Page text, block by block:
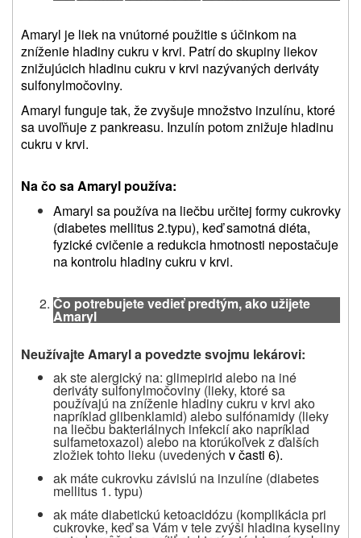
Amaryl je liek na vnútorné použitie s účinkom na
zníženie hladiny cukru v krvi. Patrí do skupiny liekov
znižujúcich hladinu cukru v krvi nazývaných deriváty
sulfonylmočoviny.
Amaryl funguje tak, že zvyšuje množstvo inzulínu, ktoré
sa uvoľňuje z pankreasu. Inzulín potom znižuje hladinu
cukru v krvi.
Na čo sa Amaryl používa:
Amaryl sa používa na liečbu určitej formy cukrovky
(diabetes mellitus 2.typu), keď samotná diéta,
fyzické cvičenie a redukcia hmotnosti nepostačuje
na kontrolu hladiny cukru v krvi.
Čo potrebujete vedieť predtým, ako užijete
Amaryl
Neužívajte Amaryl a povedzte svojmu lekárovi:
ak ste alergický na: glimepirid alebo na iné
deriváty sulfonylmočoviny (lieky, ktoré sa
používajú na zníženie hladiny cukru v krvi ako
napríklad glibenklamid) alebo sulfónamidy (lieky
na liečbu bakteriálnych infekcií ako napríklad
sulfametoxazol) alebo na ktorúkoľvek z ďalších
zložiek tohto lieku (uvedených v časti 6).
ak máte cukrovku závislú na inzulíne (diabetes
mellitus 1. typu)
ak máte diabetickú ketoacidózu (komplikácia pri
cukrovke, keď sa Vám v tele zvýši hladina kyseliny